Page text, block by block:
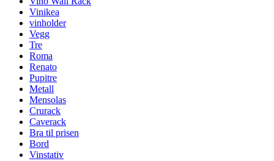
FinishFuru
Dimensjoner (BxHxD cm)
Høyde (cm)
Bredde (cm)
Dybde (cm)
Vekt (kg)
Vinikea
vinholder
Vegg
Tre
Roma
Renato
Pupitre
Metall
Mensolas
Crurack
Caverack
Bra til prisen
Bord
Vinstativ